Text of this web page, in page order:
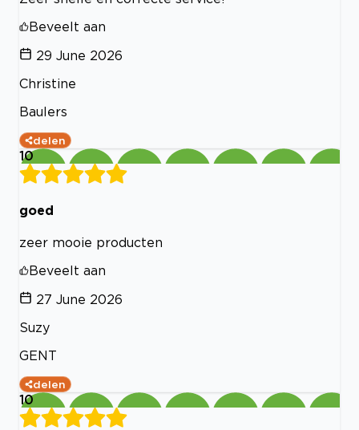
Beveelt aan
29 June 2026
Christine
Baulers
delen
10
goed
zeer mooie producten
Beveelt aan
27 June 2026
Suzy
GENT
delen
10